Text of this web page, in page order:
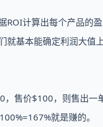
ROI计算出每个产品的
就基本能确定利润大值
，售价$100，则售出一
就是赚的。